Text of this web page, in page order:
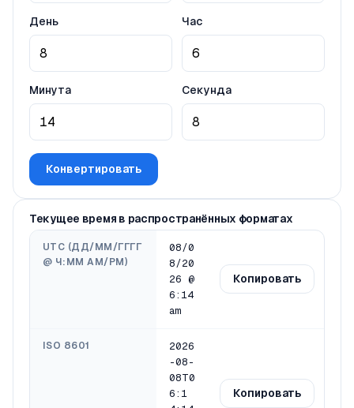
День Час
Минута Секунда
Конвертировать
Текущее время в распространённых форматах
UTC (ДД/ММ/ГГГГ
@ Ч:ММ AM/PM)
08/0
8/20
26 @
6:14
am
Копировать
ISO 8601
2026
-08-
08T0
6:1
Копировать